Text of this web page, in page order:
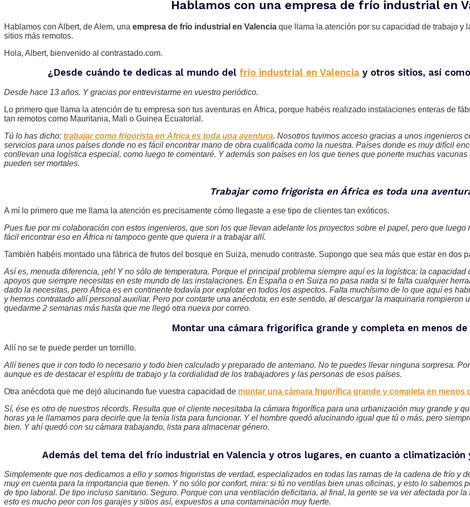
Hablamos con una empresa de frío industrial en
Hablamos con Albert, de Alem, una empresa de frío industrial en Valencia que llama la atención por su capacidad de trabajo y
sitios más remotos.
Hola, Albert, bienvenido al contrastado.com.
¿Desde cuándo te dedicas al mundo del frío industrial en Valenciay otros sitios, así
Desde hace 13 años. Y gracias por entrevistarme en vuestro periódico.
Lo primero que llama la atención de tu empresa son tus aventuras en África, porque habéis realizado instalaciones enteras de
tan remotos como Mauritania, Mali o Guinea Ecuatorial.
Tú lo has dicho: trabajar como frigorista en África es toda una aventura. Nosotros tuvimos acceso gracias a unos ingenieros
servicios para unos países donde no es fácil encontrar mano de obra cualificada como la nuestra. Países donde es muy difícil
conllevan una logística especial, como luego te comentaré. Y además son países en los que tienes que ponerte muchas
pueden ser mortales.
Trabajar como frigorista en África es toda una
A mí lo primero que me llama la atención es precisamente cómo llegaste a ese tipo de clientes tan exóticos.
Pues fue por mi colaboración con estos ingenieros, que son los que llevan adelante los proyectos sobre el papel, pero que
fácil encontrar eso en África ni tampoco gente que quiera ir a trabajar allí.
También habéis montado una fábrica de frutos del bosque en Suiza, menudo contraste. Supongo que sea más que estar en dos
Así es, menuda diferencia, ¡eh! Y no sólo de temperatura. Porque el principal problema siempre aquí es la logística: la
apoyos que siempre necesitas en este mundo de las instalaciones. En España o en Suiza no pasa nada si te falta cualquier
dado la necesitas, pero África es en continente todavía por explotar en todos los aspectos. Falta muchísimo de lo que aquí es
y hemos contratado allí personal auxiliar. Pero por contarte una anécdota, en este sentido, al descargar la maquinaria rompieron
quedarme 2 semanas más hasta que me llegó otra nueva por correo.
Montar una cámara frigorífica grande y completa en menos de
Allí no se te puede perder un tornillo.
Allí tienes que ir con todo lo necesario y todo bien calculado y preparado de antemano. No te puedes llevar ninguna sorpresa.
aunque es de destacar el espíritu de trabajo y la cordialidad de los trabajadores y las personas de esos países.
Otra anécdota que me dejó alucinando fue vuestra capacidad de montar una cámara frigorífica grande y completa en menos
Sí, ése es otro de nuestros récords. Resulta que el cliente necesitaba la cámara frigorífica para una urbanización muy grande y
horas ya le llamamos para decirle que la tenía lista para funcionar. Y el hombre quedó alucinando igual que tú o más, pero
bien. Y ahí quedó con su cámara trabajando, lista para almacenar género.
Además del tema del frío industrial en Valencia y otros lugares, en cuanto a climatización
Simplemente que nos dedicamos a ello y somos frigoristas de verdad, especializados en todas las ramas de la cadena de frío y
muy en cuenta para la importancia que tienen. Y no sólo por confort, mira: si tú no ventilas bien unas oficinas, y esto lo sabemos
de tipo laboral. De tipo incluso sanitario. Seguro. Porque con una ventilación deficitaria, al final, la gente se va ver afectada por
esto es mucho peor con los garajes y sitios así, expuestos a una contaminación muy fuerte.